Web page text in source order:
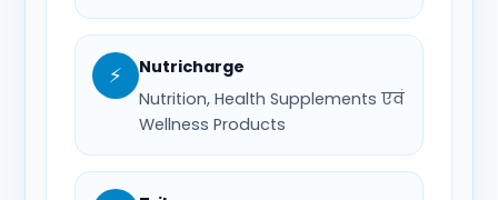
⚡
Nutricharge
Nutrition, Health Supplements एवं
Wellness Products